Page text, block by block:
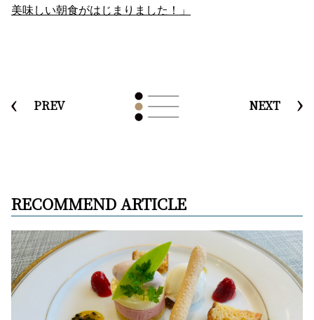
美味しい朝食がはじまりました！」
PREV NEXT
RECOMMEND ARTICLE